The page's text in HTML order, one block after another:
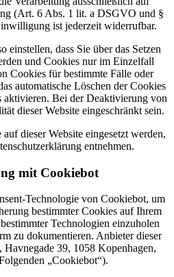
(Art. 6 Abs. 1 lit. a DSGVO und §
ist jederzeit widerrufbar.
einstellen, dass Sie über das Setzen
und Cookies nur im Einzelfall
Cookies für bestimmte Fälle oder
automatische Löschen der Cookies
aktivieren. Bei der Deaktivierung von
dieser Website eingeschränkt sein.
dieser Website eingesetzt werden,
entnehmen.
mit Cookiebot
Technologie von Cookiebot, um
bestimmter Cookies auf Ihrem
Technologien einzuholen
zu dokumentieren. Anbieter dieser
39, 1058 Kopenhagen,
„Cookiebot“).